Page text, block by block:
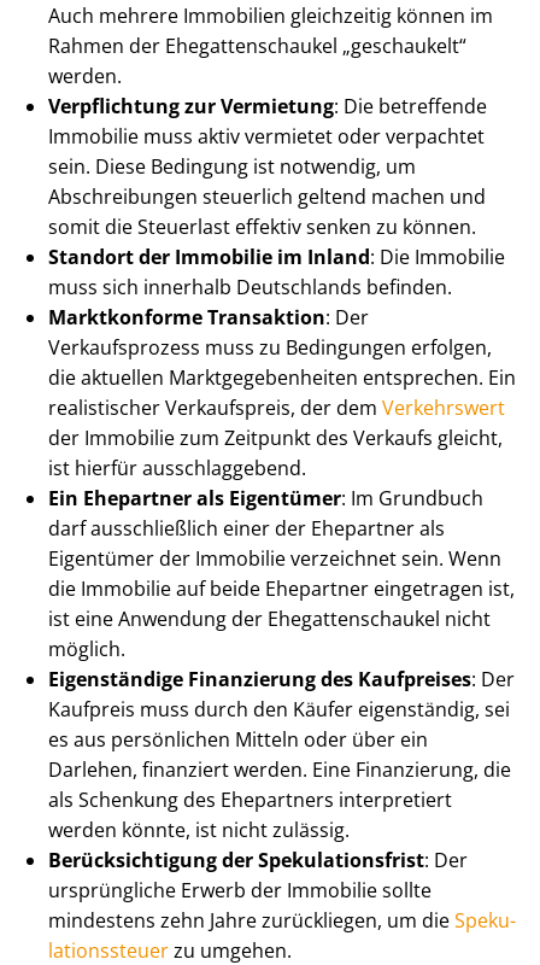
Auch mehrere Immobilien gleichzeitig können im
Rahmen der Ehe­gat­ten­schau­kel „geschaukelt“
werden.
Verpflichtung zur Vermietung: Die betreffende
Immobilie muss aktiv vermietet oder verpachtet
sein. Diese Bedingung ist notwendig, um
Abschreibungen steuerlich geltend machen und
somit die Steuerlast effektiv senken zu können.
Standort der Immobilie im Inland: Die Immobilie
muss sich innerhalb Deutschlands befinden.
Marktkonforme Transaktion: Der
Verkaufsprozess muss zu Bedingungen erfolgen,
die aktuellen Markt­ge­ge­ben­hei­ten entsprechen. Ein
realistischer Verkaufspreis, der dem Verkehrswert
der Immobilie zum Zeitpunkt des Verkaufs gleicht,
ist hierfür ausschlaggebend.
Ein Ehepartner als Eigentümer: Im Grundbuch
darf ausschließlich einer der Ehepartner als
Eigentümer der Immobilie verzeichnet sein. Wenn
die Immobilie auf beide Ehepartner eingetragen ist,
ist eine Anwendung der Ehe­gat­ten­schau­kel nicht
möglich.
Eigenständige Finanzierung des Kaufpreises: Der
Kaufpreis muss durch den Käufer eigenständig, sei
es aus persönlichen Mitteln oder über ein
Darlehen, finanziert werden. Eine Finanzierung, die
als Schenkung des Ehepartners interpretiert
werden könnte, ist nicht zulässig.
Be­rück­sich­ti­gung der Spe­ku­la­ti­ons­frist: Der
ursprüngliche Erwerb der Immobilie sollte
mindestens zehn Jahre zurückliegen, um dieSpe­ku­
la­ti­ons­steu­erzu umgehen.